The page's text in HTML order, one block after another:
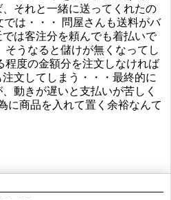
それと一緒に送ってくれたの
は・・・ 問屋さんも送料がバ
は客注分を頼んでも着払いで
うなると儲けが無くなってし
程度の金額分を注文しなければ
文してしまう・・・最終的に
動きが遅いと支払いが苦しく
に商品を入れて置く余裕なんて